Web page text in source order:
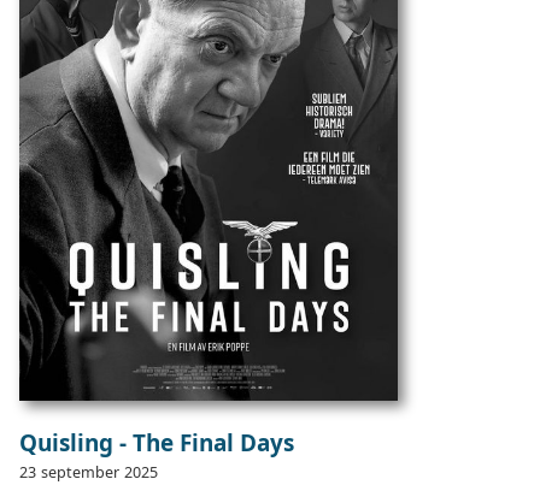
Quisling - The Final Days
23 september 2025